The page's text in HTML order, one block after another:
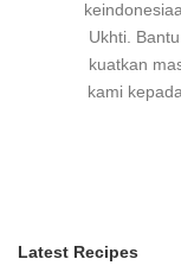
Ukhti.
kuatkan
kami
Latest Recipes